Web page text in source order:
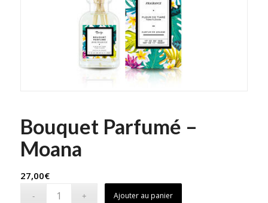
Bouquet Parfumé –
Moana
27,00€
Ajouter au panier